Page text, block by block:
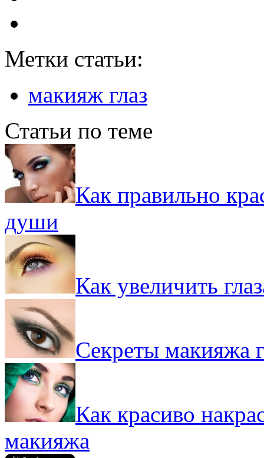
Метки статьи:
макияж глаз
Статьи по теме
Как правильно
души
Как увеличить
Секреты макияжа
Как красиво
макияжа